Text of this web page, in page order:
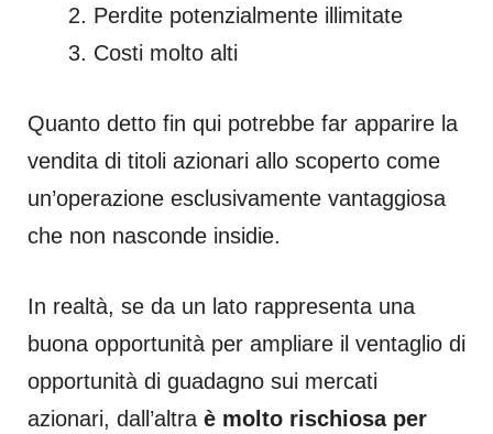
Perdite potenzialmente illimitate
Costi molto alti
Quanto detto fin qui potrebbe far apparire la
vendita di titoli azionari allo scoperto come
un’operazione esclusivamente vantaggiosa
che non nasconde insidie.
In realtà, se da un lato rappresenta una
buona opportunità per ampliare il ventaglio di
opportunità di guadagno sui mercati
azionari, dall’altra è molto rischiosa per